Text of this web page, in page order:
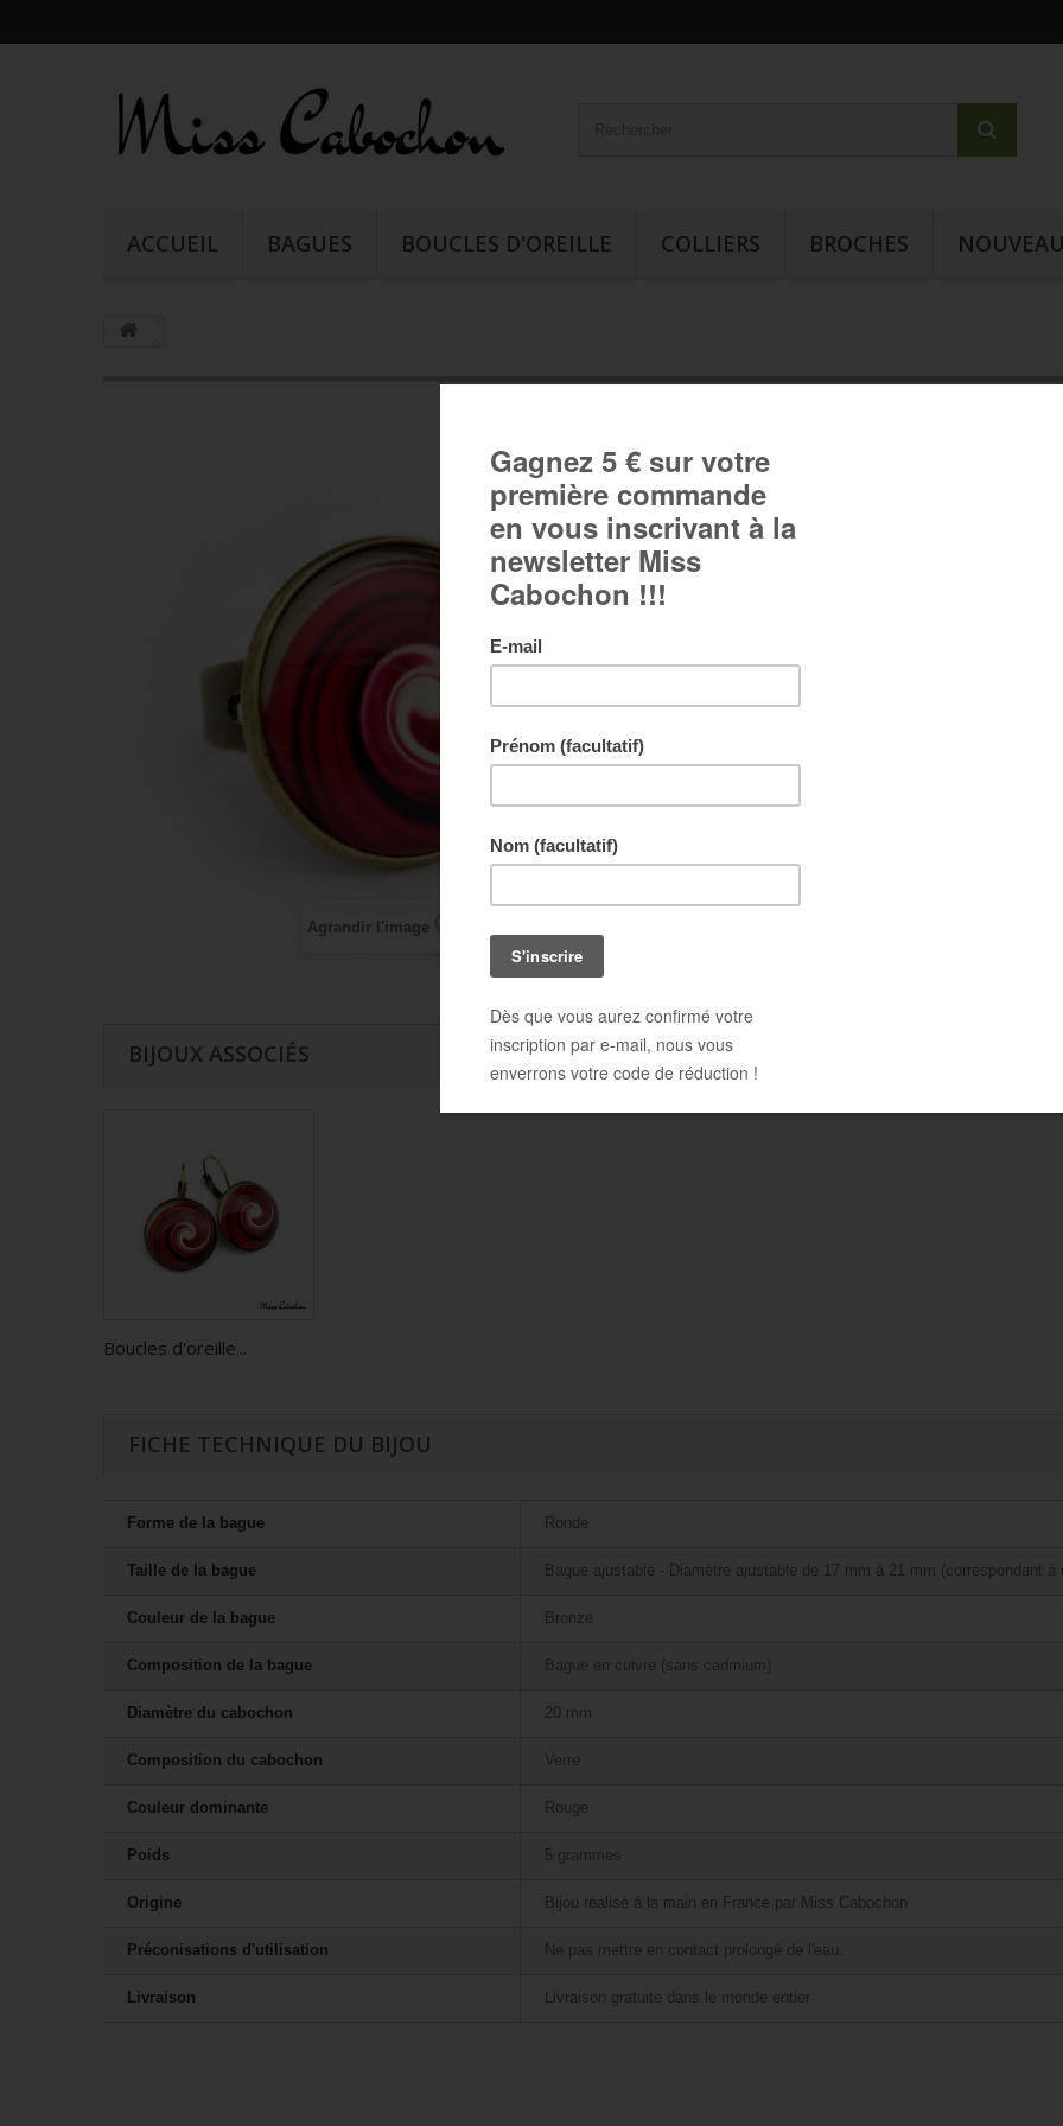
ACCUEIL BAGUES BOUCLES D'OREILLE COLLIERS BROCHES
Agrandir l'image
Bague "Tourbillon"
Bague "Tourbillon" :
Cabochon en verre bombé.
En achetant ce bijou vous pouvez gagner
0,90 €.
BIJOUX ASSOCIÉS
Boucles d'oreille...
FICHE TECHNIQUE DU BIJOU
Forme de la bague Ronde
Taille de la bague Bague ajustable - Diamètre ajustable de 17 mm à 21 mm (correspondant à
Couleur de la bague Bronze
Composition de la bague Bague en cuivre (sans cadmium)
Diamètre du cabochon 20 mm
Composition du cabochon Verre
Couleur dominante Rouge
Poids 5 grammes
Origine Bijou réalisé à la main en France par Miss Cabochon
Préconisations d'utilisation Ne pas mettre en contact prolongé de l'eau.
Livraison Livraison gratuite dans le monde entier